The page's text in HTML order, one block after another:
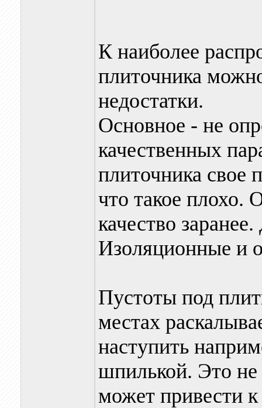
К наиболее
плиточника
недостатки.
Основное - не
качественных
плиточника свое
что такое плохо.
качество
Изоляционные и
Пустоты под
местах
наступить
шпилькой. Это не
может привести